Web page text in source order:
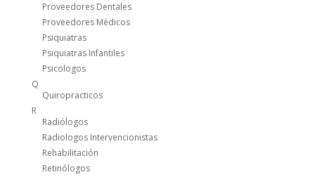
Proveedores Dentales
Proveedores Médicos
Psiquiatras
Psiquiatras Infantiles
Psicologos
Q
Quiropracticos
R
Radiólogos
Radiologos Intervencionistas
Rehabilitación
Retinólogos